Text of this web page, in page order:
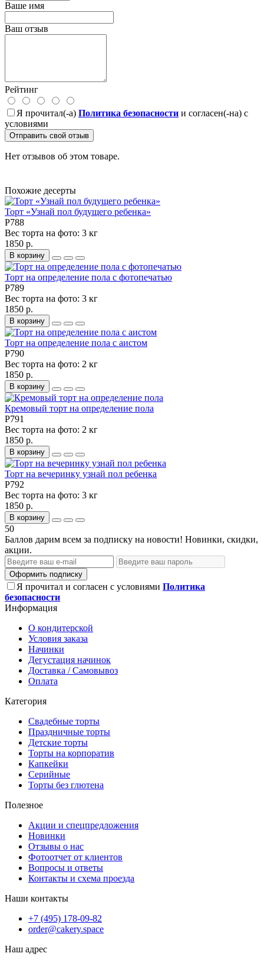
Ваше имя
Ваш отзыв
Рейтинг
Я прочитал(-а) Политика безопасности и согласен(-на) с
условиями
Отправить свой отзыв
Нет отзывов об этом товаре.
Похожие десерты
Торт «Узнай пол будущего ребенка»
P788
Вес торта на фото: 3 кг
1850 р.
В корзину
Торт на определение пола с фотопечатью
P789
Вес торта на фото: 3 кг
1850 р.
В корзину
Торт на определение пола с аистом
P790
Вес торта на фото: 2 кг
1850 р.
В корзину
Кремовый торт на определение пола
P791
Вес торта на фото: 2 кг
1850 р.
В корзину
Торт на вечеринку узнай пол ребенка
P792
Вес торта на фото: 3 кг
1850 р.
В корзину
50
Баллов дарим всем за подписку на новости! Новинки, скидки,
акции.
Оформить подписку
Я прочитал и согласен с условиями Политика
безопасности
Информация
О кондитерской
Условия заказа
Начинки
Дегустация начинок
Доставка / Самовывоз
Оплата
Категория
Свадебные торты
Праздничные торты
Детские торты
Торты на корпоратив
Капкейки
Серийные
Торты без глютена
Полезное
Акции и спецпредложения
Новинки
Отзывы о нас
Фотоотчет от клиентов
Вопросы и ответы
Контакты и схема проезда
Наши контакты
+7 (495) 178-09-82
order@cakery.space
Наш адрес